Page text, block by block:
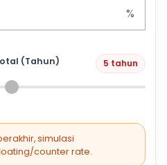
%
(Tahun) 5 tahun
simulasi
counter rate.